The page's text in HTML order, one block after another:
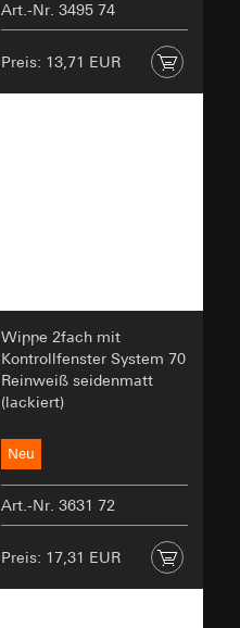
Art.-Nr. 3495 74
Preis: 13,71 EUR
Wippe 2fach mit
Kontrollfenster System 70
Reinweiß seidenmatt
(lackiert)
Neu
Art.-Nr. 3631 72
Preis: 17,31 EUR